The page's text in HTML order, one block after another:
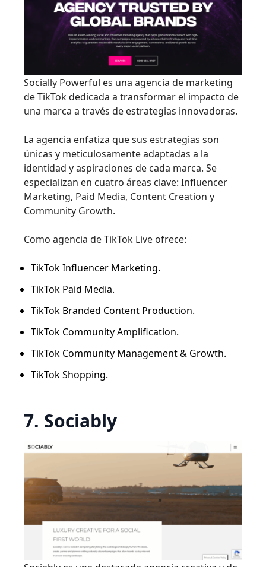
Socially Powerful es una agencia de marketing
de TikTok dedicada a transformar el impacto de
una marca a través de estrategias innovadoras.
La agencia enfatiza que sus estrategias son
únicas y meticulosamente adaptadas a la
identidad y aspiraciones de cada marca. Se
especializan en cuatro áreas clave: Influencer
Marketing, Paid Media, Content Creation y
Community Growth.
Como agencia de TikTok Live ofrece:
TikTok Influencer Marketing.
TikTok Paid Media.
TikTok Branded Content Production.
TikTok Community Amplification.
TikTok Community Management & Growth.
TikTok Shopping.
7. Sociably